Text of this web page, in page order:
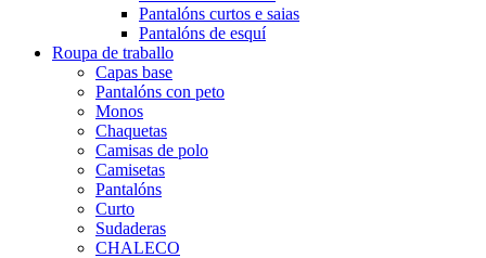
Pantalóns curtos e saias
Pantalóns de esquí
Roupa de traballo
Capas base
Pantalóns con peto
Monos
Chaquetas
Camisas de polo
Camisetas
Pantalóns
Curto
Sudaderas
CHALECO